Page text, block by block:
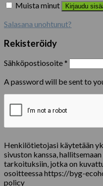
Muista minut Kirjaudu
Salasana unohtunut?
Rekisteröidy
Sähköpostiosoite*
A password will be sent to
Henkilötietojasi käytetään
sivuston kanssa,
tarkoituksiin, jotka on
osoitteessa https://byg-
policy